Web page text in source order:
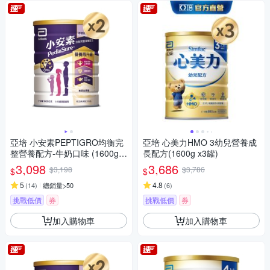
亞培 小安素PEPTIGRO均衡完
整營養配方-牛奶口味 (1600g x
2入)
$3,098 $3,198
5 (14) 總銷量>50
挑戰低價 券
加入購物車
亞培 心美力HMO 3幼兒營養成
長配方(1600g x3罐)
$3,686 $3,786
4.8 (6)
挑戰低價 券
加入購物車